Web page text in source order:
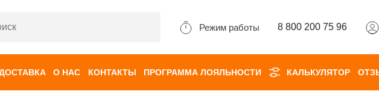
Режим работы 8 800 200 75 96
О НАС КОНТАКТЫ ПРОГРАММА ЛОЯЛЬНОСТИ КАЛЬКУЛЯТОР